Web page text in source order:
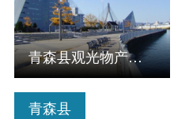
青森县
青森县观光物产馆ASPAM